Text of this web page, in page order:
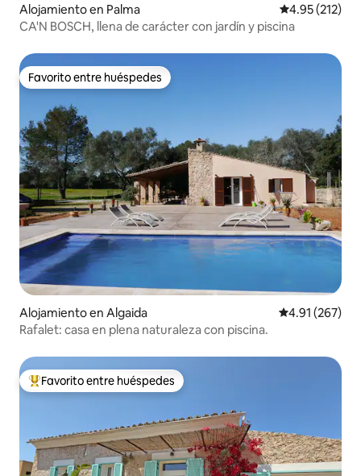
Alojamiento en Palma Calificación
4.95 (212)
CA'N BOSCH, llena de carácter con jardín y piscina
Favorito entre huéspedes
Favorito entre huéspedes
Alojamiento en Algaida Calificación
4.91 (267)
Rafalet: casa en plena naturaleza con piscina.
Favorito entre huéspedes preferido
Favorito entre huéspedes